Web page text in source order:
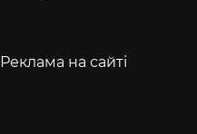
Реклама на сайті